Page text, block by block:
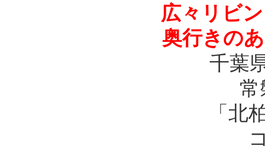
広々リビ
奥行きの
千葉
常
「北